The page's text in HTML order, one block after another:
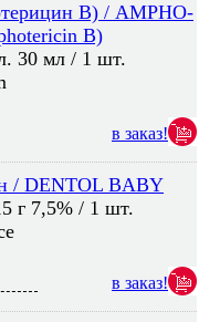
В) / AMPHO-
B)
30 мл / 1 шт.
в заказ!
/ DENTOL BABY
г 7,5% / 1 шт.
в заказ!